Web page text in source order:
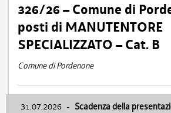
326/26 – Comune di
posti di MANUTENTORE
SPECIALIZZATO – Cat. B
Comune di Pordenone
31.07.2026 - Scadenza della